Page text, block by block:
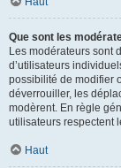
Que sont les
Les modérateurs sont
d’utilisateurs
possibilité de modifier
déverrouiller, les
modèrent. En règle
utilisateurs respectent
Haut